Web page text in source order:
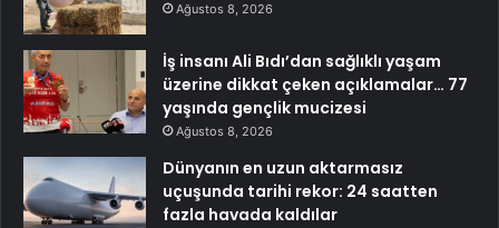
Ağustos 8, 2026
İş insanı Ali Bıdı’dan sağlıklı yaşam
üzerine dikkat çeken açıklamalar… 77
yaşında gençlik mucizesi
Ağustos 8, 2026
Dünyanın en uzun aktarmasız
uçuşunda tarihi rekor: 24 saatten
fazla havada kaldılar